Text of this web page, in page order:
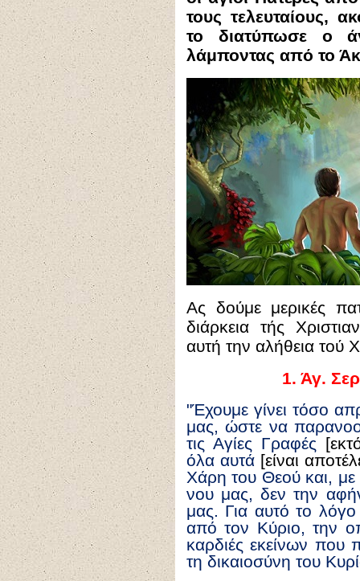
τους τελευταίους,
το διατύπωσε ο
λάμποντας από το
Ας δούμε μερικές
διάρκεια τής
αυτή την αλήθεια τού
1. Άγ.
"Έχουμε γίνει τόσο
μας, ώστε να
τις Αγίες Γραφές
όλα αυτά [είναι
Χάρη του Θεού και,
νου μας, δεν την
μας. Για αυτό το
από τον Κύριο, την
καρδιές εκείνων που
τη δικαιοσύνη του